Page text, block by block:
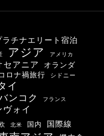
チナエリート宿泊
アジア アメリカ
セアニア オランダ
ロナ禍旅行 シドニー
イ
ンコク フランス
ォイ
北米 国内 国際線